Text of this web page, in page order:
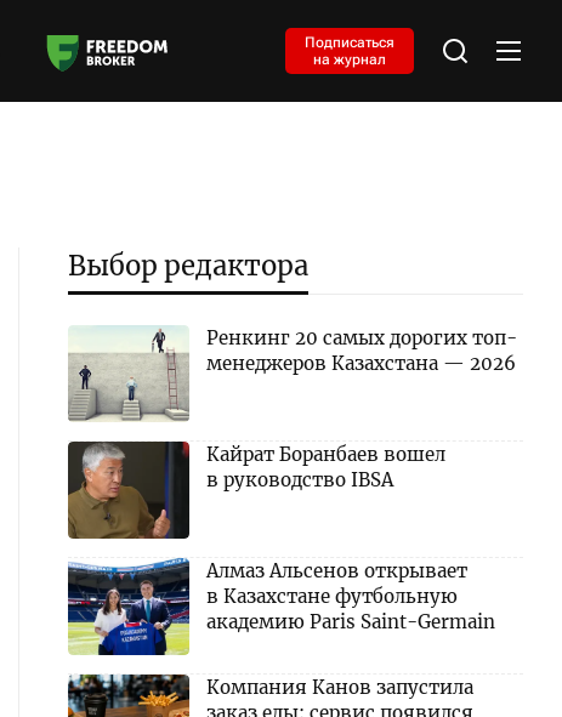
Подписаться
на журнал
Выбор редактора
Ренкинг 20 самых дорогих топ-
менеджеров Казахстана — 2026
Кайрат Боранбаев вошел
в руководство IBSA
Алмаз Альсенов открывает
в Казахстане футбольную
академию Paris Saint-Germain
Компания Канов запустила